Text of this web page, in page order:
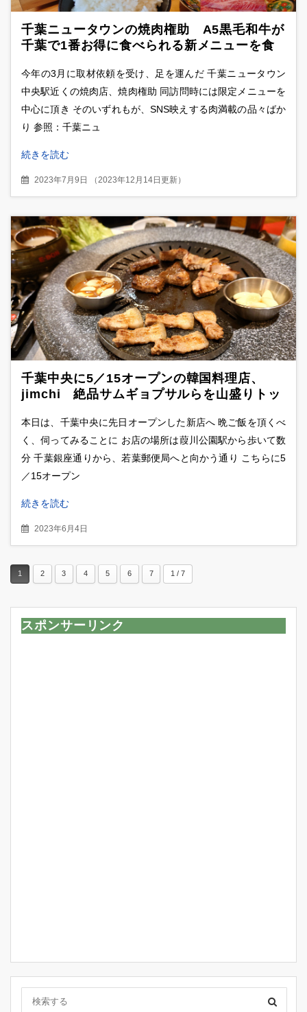
千葉ニュータウンの焼肉権助 A5黒毛和牛が
千葉で1番お得に食べられる新メニューを食
今年の3月に取材依頼を受け、足を運んだ 千葉ニュータウン
中央駅近くの焼肉店、焼肉権助 同訪問時には限定メニューを
中心に頂き そのいずれもが、SNS映えする肉満載の品々ばか
り 参照：千葉ニュ
続きを読む
2023年7月9日 （ 2023年12月14日更新）
千葉中央に5／15オープンの韓国料理店、
jimchi 絶品サムギョプサルらを山盛りトッ
本日は、千葉中央に先日オープンした新店へ 晩ご飯を頂くべ
く、伺ってみることに お店の場所は葭川公園駅から歩いて数
分 千葉銀座通りから、若葉郵便局へと向かう通り こちらに5
／15オープン
続きを読む
2023年6月4日
1 2 3 4 5 6 7 1 / 7
スポンサーリンク